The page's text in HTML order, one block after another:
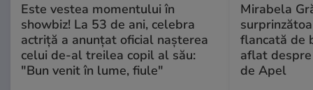
Este vestea momentului în
showbiz! La 53 de ani, celebra
actriță a anunțat oficial nașterea
celui de-al treilea copil al său:
"Bun venit în lume, fiule"
Mirabela
flancată de
aflat
de Apel